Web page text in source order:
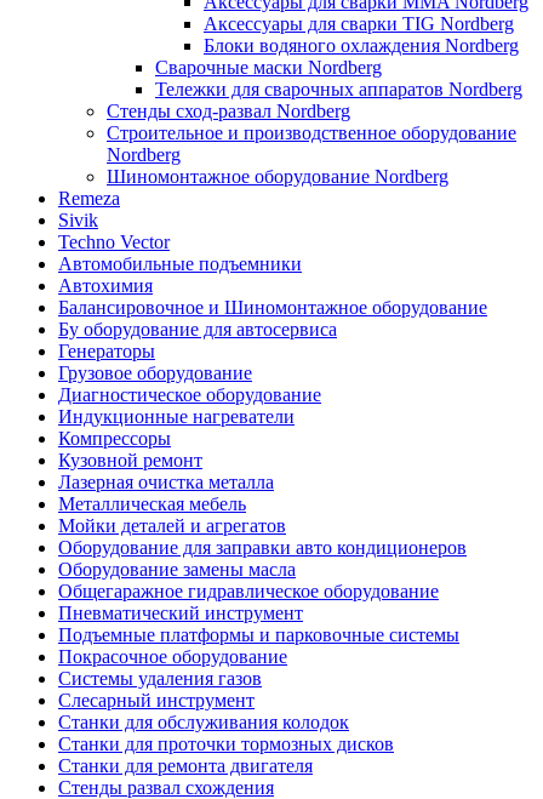
Аксессуары для сварки TIG Nordberg
Блоки водяного охлаждения Nordberg
Сварочные маски Nordberg
Тележки для сварочных аппаратов Nordberg
Стенды сход-развал Nordberg
Строительное и производственное оборудование
Nordberg
Шиномонтажное оборудование Nordberg
Remeza
Sivik
Techno Vector
Автомобильные подъемники
Автохимия
Балансировочное и Шиномонтажное оборудование
Бу оборудование для автосервиса
Генераторы
Грузовое оборудование
Диагностическое оборудование
Индукционные нагреватели
Компрессоры
Кузовной ремонт
Лазерная очистка металла
Металлическая мебель
Мойки деталей и агрегатов
Оборудование для заправки авто кондиционеров
Оборудование замены масла
Общегаражное гидравлическое оборудование
Пневматический инструмент
Подъемные платформы и парковочные системы
Покрасочное оборудование
Системы удаления газов
Слесарный инструмент
Станки для обслуживания колодок
Станки для проточки тормозных дисков
Станки для ремонта двигателя
Стенды развал схождения